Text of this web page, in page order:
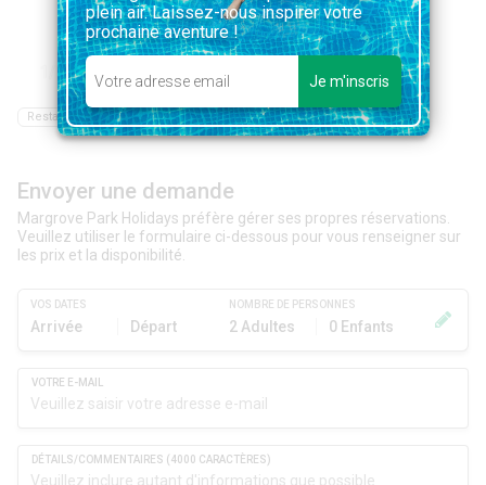
1/1
Restaurant
Envoyer une demande
Margrove Park Holidays préfère gérer ses propres réservations.
Veuillez utiliser le formulaire ci-dessous pour vous renseigner sur
les prix et la disponibilité.
VOS DATES
Arrivée Départ
NOMBRE DE PERSONNES
2 Adultes 0 Enfants
plein air. Laissez-nous inspirer votre
prochaine aventure !
Je m'inscris